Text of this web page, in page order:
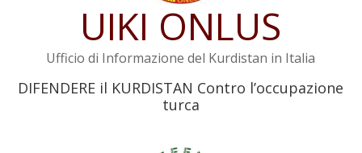
Il KNK chiede un’azione internazionale contro i crimini di guerra
UIKI ONLUS
Ufficio di Informazione del Kurdistan in Italia
DIFENDERE il KURDISTAN Contro l’occupazione
turca